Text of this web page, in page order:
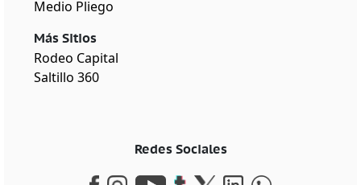
Medio Pliego
Más Sitios
Rodeo Capital
Saltillo 360
Redes Sociales